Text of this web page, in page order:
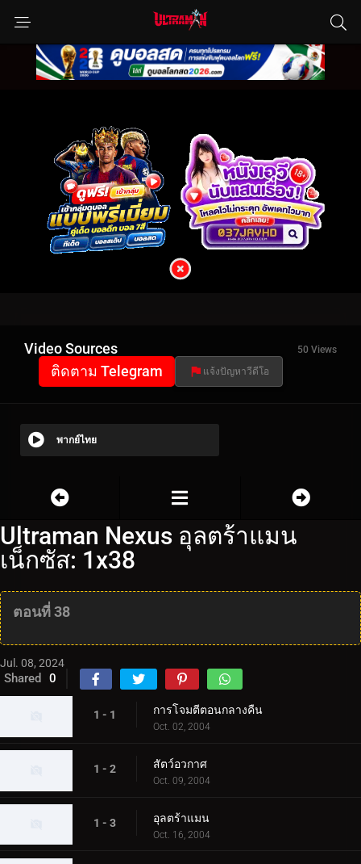
Video Sources 50 Views
ติดตาม Telegram แจ้งปัญหาวีดีโอ
พากย์ไทย
Ultraman Nexus อุลตร้าแมน
เน็กซัส: 1x38
ตอนที่ 38
Jul. 08, 2024
Shared 0
1 - 1 การโจมตีตอนกลางคืน
Oct. 02, 2004
1 - 2 สัตว์อวกาศ
Oct. 09, 2004
1 - 3 อุลตร้าแมน
Oct. 16, 2004